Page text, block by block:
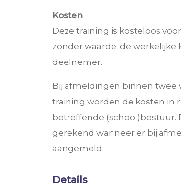
Kosten
Deze training is kosteloos
zonder waarde: de
deelnemer.
Bij afmeldingen binnen twee
training worden de kosten in
betreffende (school)bestuur.
gerekend wanneer er bij
aangemeld.
Details